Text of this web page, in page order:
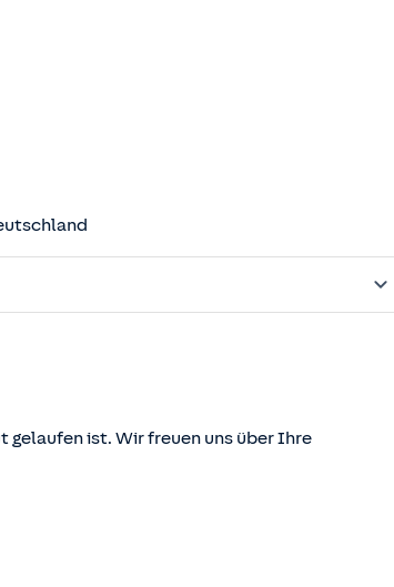
gelaufen ist. Wir freuen uns über Ihre